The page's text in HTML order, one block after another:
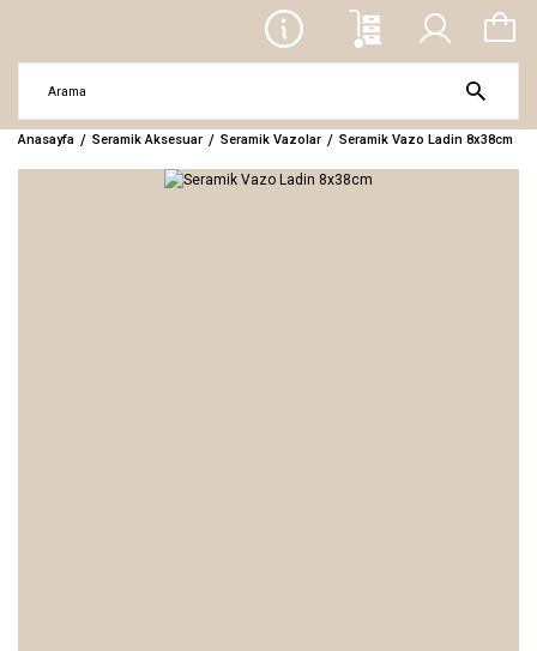
Anasayfa Seramik Aksesuar Seramik Vazolar Seramik Vazo Ladin 8x38cm